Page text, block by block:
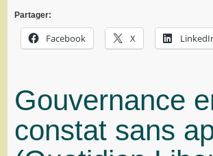
Partager:
Facebook X
Gouvernance
constat sans